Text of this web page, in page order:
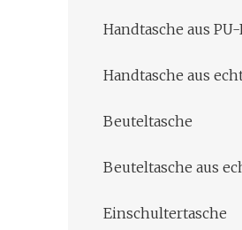
Handtasche aus
Handtasche aus
Beuteltasche
Beuteltasche aus
Einschultertasche